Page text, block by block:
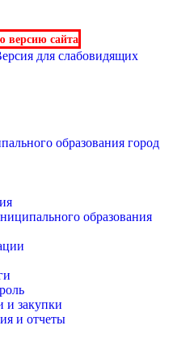
версию сайта
для слабовидящих
образования город
образования
и закупки
и отчеты